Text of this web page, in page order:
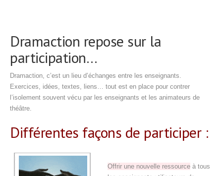
Dramaction repose sur la
participation…
Dramaction, c’est un lieu d’échanges entre les enseignants.
Exercices, idées, textes, liens… tout est en place pour contrer
l’isolement souvent vécu par les enseignants et les animateurs de
théâtre.
Différentes façons de participer :
Offrir une nouvelle ressource à tous